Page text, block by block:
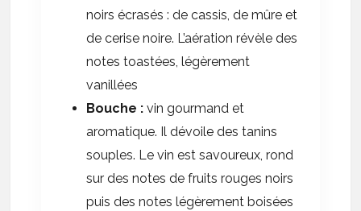
noirs écrasés : de cassis, de mûre et
de cerise noire. L’aération révèle des
notes toastées, légèrement
vanillées
Bouche : vin gourmand et
aromatique. Il dévoile des tanins
souples. Le vin est savoureux, rond
sur des notes de fruits rouges noirs
puis des notes légèrement boisées